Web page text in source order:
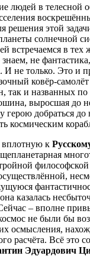
людей в телесной
решения этой
солнечной
встречаемся в тех
не
И не только. Это и
ковёр-самолёт
так и названных по
выросшая до
герою добраться
космическим
к
казалась
– вполне
не были бы
осмысления,
расчёта. Всё это
Эдуардович